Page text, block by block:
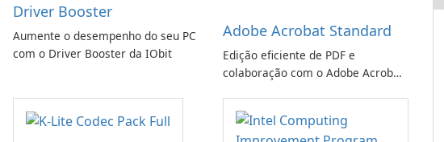
Driver Booster
Aumente o desempenho do seu PC
com o Driver Booster da IObit
Adobe Acrobat Standard
Edição eficiente de PDF e
colaboração com o Adobe Acrobat